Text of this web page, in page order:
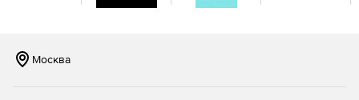
Автоматическое обновление определений вирусов.
Москва